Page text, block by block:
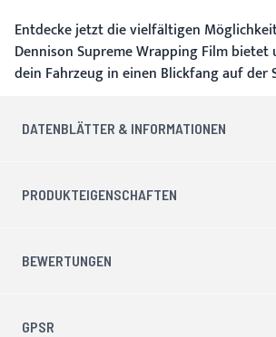
Entdecke jetzt die vielfältigen
Dennison Supreme Wrapping Film
dein Fahrzeug in einen Blickfang auf der
DATENBLÄTTER & INFORMATIONEN
PRODUKTEIGENSCHAFTEN
BEWERTUNGEN
GPSR